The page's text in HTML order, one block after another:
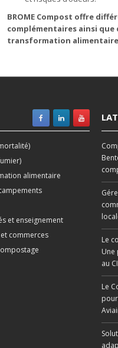
BROME Compost offre
complémentaires ainsi que
transformation
alimentaire
et enseignement
commerces
Le
Une
au
Le